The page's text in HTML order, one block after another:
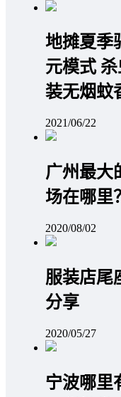
地摊夏季
元模式
装无烟蚊
2021/06/22
广州最大
场在哪里
2020/08/02
服装店尾
分享
2020/05/27
宁波哪里